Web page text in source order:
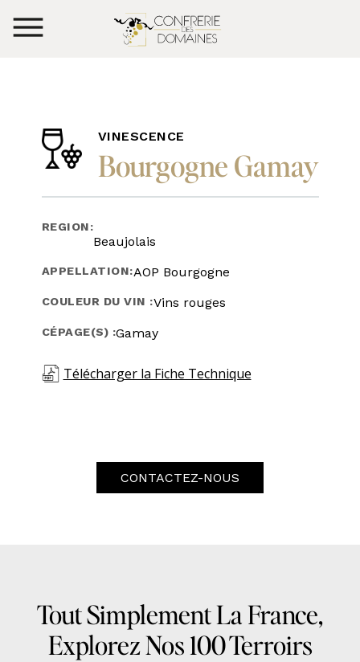
VINESCENCE
Bourgogne Gamay
REGION:
Beaujolais
APPELLATION:AOP Bourgogne
COULEUR DU VIN :Vins rouges
CÉPAGE(S) :Gamay
Télécharger la Fiche Technique
CONTACTEZ-NOUS
Tout Simplement La France,
Explorez Nos 100 Terroirs